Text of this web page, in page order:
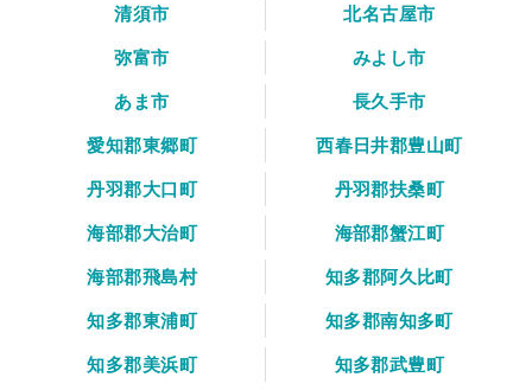
清須市
北名古屋市
弥富市
みよし市
あま市
長久手市
愛知郡東郷町
西春日井郡豊山町
丹羽郡大口町
丹羽郡扶桑町
海部郡大治町
海部郡蟹江町
海部郡飛島村
知多郡阿久比町
知多郡東浦町
知多郡南知多町
知多郡美浜町
知多郡武豊町